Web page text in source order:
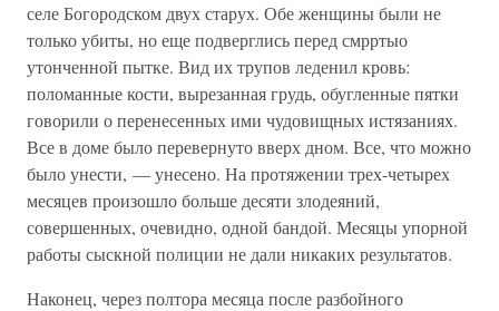
селе Богородском двух старух. Обе женщины были не
только убиты, но еще подверглись перед смрртыо
утонченной пытке. Вид их трупов леденил кровь:
поломанные кости, вырезанная грудь, обугленные пятки
говорили о перенесенных ими чудовищных истязаниях.
Все в доме было перевернуто вверх дном. Все, что можно
было унести, — унесено. На протяжении трех-четырех
месяцев произошло больше десяти злодеяний,
совершенных, очевидно, одной бандой. Месяцы упорной
работы сыскной полиции не дали никаких результатов.
Наконец, через полтора месяца после разбойного